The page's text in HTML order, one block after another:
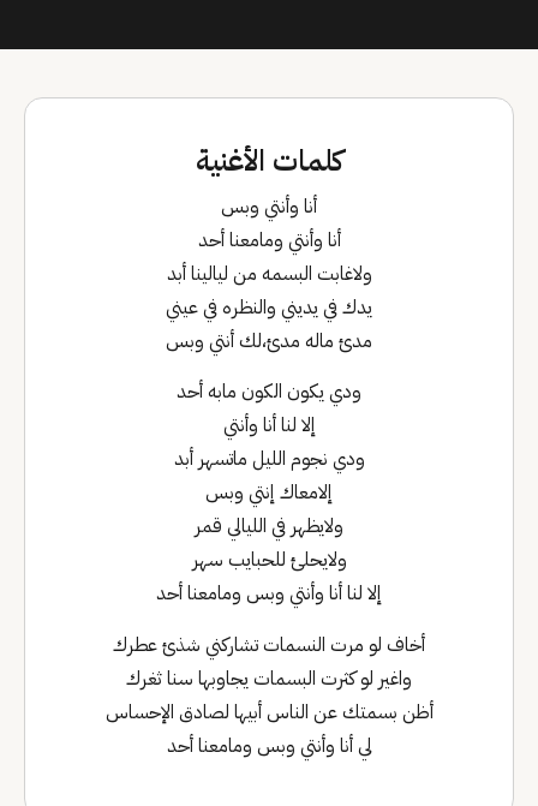
كلمات الأغنية
أنا وأنتي وبس
أنا وأنتي ومامعنا أحد
ولاغابت البسمه من ليالينا أبد
يدك في يديني والنظره في عيني
مدئ ماله مدئ،لك أنتي وبس
ودي يكون الكون مابه أحد
إلا لنا أنا وأنتي
ودي نجوم الليل ماتسهر أبد
إلامعاك إنتي وبس
ولايظهر في الليالي قمر
ولايحلئ للحبايب سهر
إلا لنا أنا وأنتي وبس ومامعنا أحد
أخاف لو مرت النسمات تشاركني شذئ عطرك
واغير لو كثرت البسمات يجاوبها سنا ثغرك
أظن بسمتك عن الناس أبيها لصادق الإحساس
لي أنا وأنتي وبس ومامعنا أحد